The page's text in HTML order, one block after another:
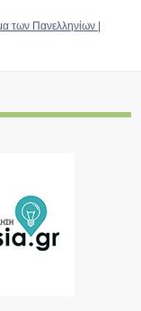
των Πανελληνίων |